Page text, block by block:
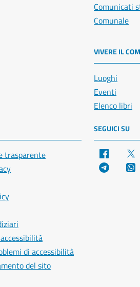
Comunicati
Comunale
VIVERE IL
Luoghi
Eventi
Elenco libri
trasparente
di accessibilità
del sito
SEGUICI SU
Facebook
Telegram